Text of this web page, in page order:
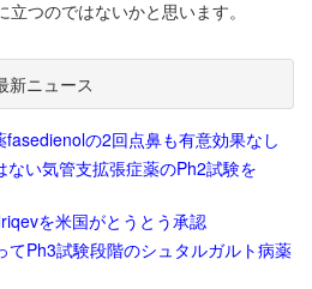
つのではないかと思います。
新ニュース
の2回点鼻も有意効果なし
い気管支拡張症薬のPh2試験を
を米国がとうとう承認
てPh3試験段階のシュタルガルト病薬